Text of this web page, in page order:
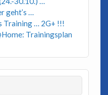
geht’s …
Training … 2G+ !!!
Trainingsplan